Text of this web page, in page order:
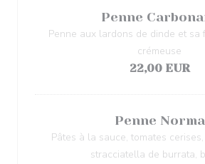
Penne
Penne aux lardons de dinde et sa
crémeuse
22,00 EUR
Penne Norma
Pâtes à la sauce, tomates
stracciatella de burrata,